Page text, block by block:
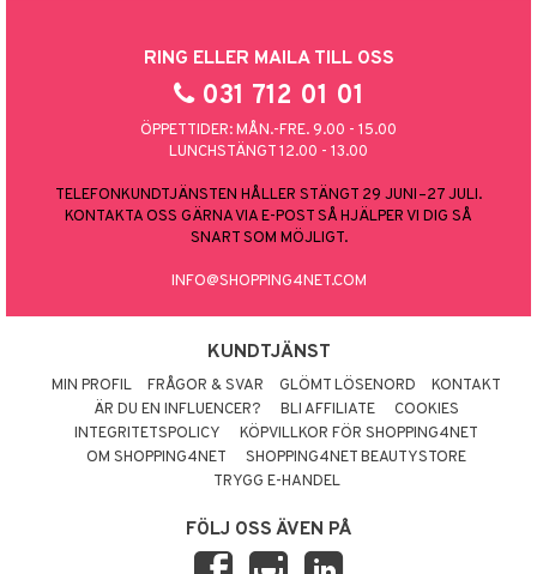
RING ELLER MAILA TILL OSS
031 712 01 01
ÖPPETTIDER: MÅN.-FRE. 9.00 - 15.00
LUNCHSTÄNGT 12.00 - 13.00
TELEFONKUNDTJÄNSTEN HÅLLER STÄNGT 29 JUNI–27 JULI.
KONTAKTA OSS GÄRNA VIA E-POST SÅ HJÄLPER VI DIG SÅ
SNART SOM MÖJLIGT.
INFO@SHOPPING4NET.COM
KUNDTJÄNST
MIN PROFIL FRÅGOR & SVAR GLÖMT LÖSENORD
KONTAKT
ÄR DU EN INFLUENCER?
BLI AFFILIATE
COOKIES
INTEGRITETSPOLICY
KÖPVILLKOR FÖR SHOPPING4NET
OM SHOPPING4NET
SHOPPING4NET BEAUTYSTORE
TRYGG E-HANDEL
FÖLJ OSS ÄVEN PÅ